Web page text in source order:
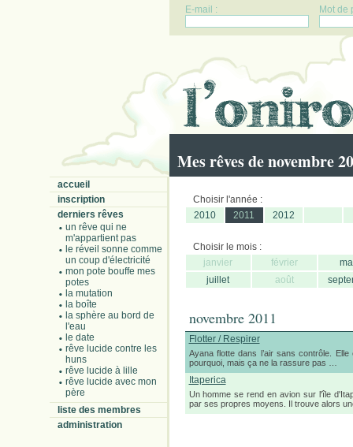
E-mail : Mot de
Mes rêves de novembre
accueil
inscription
derniers rêves
un rêve qui ne
m'appartient pas
le réveil sonne comme
un coup d'électricité
mon pote bouffe mes
potes
la mutation
la boîte
la sphère au bord de
l'eau
le date
rêve lucide contre les
huns
rêve lucide à lille
rêve lucide avec mon
père
liste des membres
administration
Choisir l'année :
2010
2011 2012
Choisir le mois :
janvier
février
juillet
août
novembre 2011
Flotter / Respirer
Ayana flotte dans l’air sans contrôle.
pourquoi, mais ça ne la rassure pas …
Itaperica
Un homme se rend en avion sur l'île
par ses propres moyens. Il trouve alors